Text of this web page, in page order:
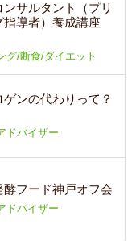
サルタント（プリ
指導者）養成講座
グ/断食/ダイエット
ンの代わりって？
ドバイザー
酵フード神戸オフ会
ドバイザー